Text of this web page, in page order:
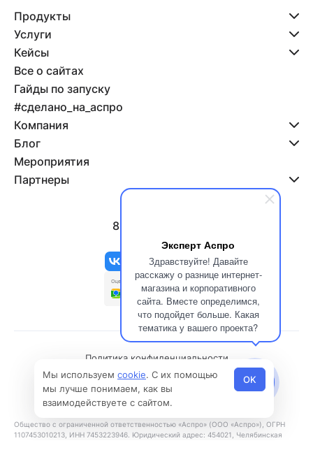
Эксперт Аспро
Здравствуйте! Давайте
расскажу о разнице интернет-
магазина и корпоративного
сайта. Вместе определимся,
что подойдет больше. Какая
тематика у вашего проекта?
Продукты
Услуги
Кейсы
Все о сайтах
Гайды по запуску
#сделано_на_аспро
Компания
Блог
Мероприятия
Партнеры
8 800 500-47-11
info@aspro.ru
© 2026 Все права защищены
Политика конфиденциальности
Политика использования файлов cookies
Общество с ограниченной ответственностью «Аспро» (ООО «Аспро»), ОГРН
1107453010213, ИНН 7453223946. Юридический адрес: 454021, Челябинская
Мы используем cookie. С их помощью
мы лучше понимаем, как вы
взаимодействуете с сайтом.
OK